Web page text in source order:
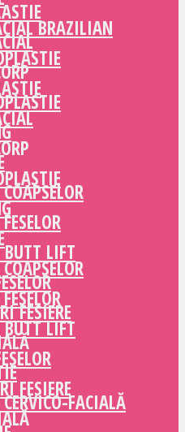
LIFT
FESIERE
FACIALĂ
BRAZILIAN
LIFT
FESIERE